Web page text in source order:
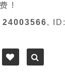
!
24003566, ID: